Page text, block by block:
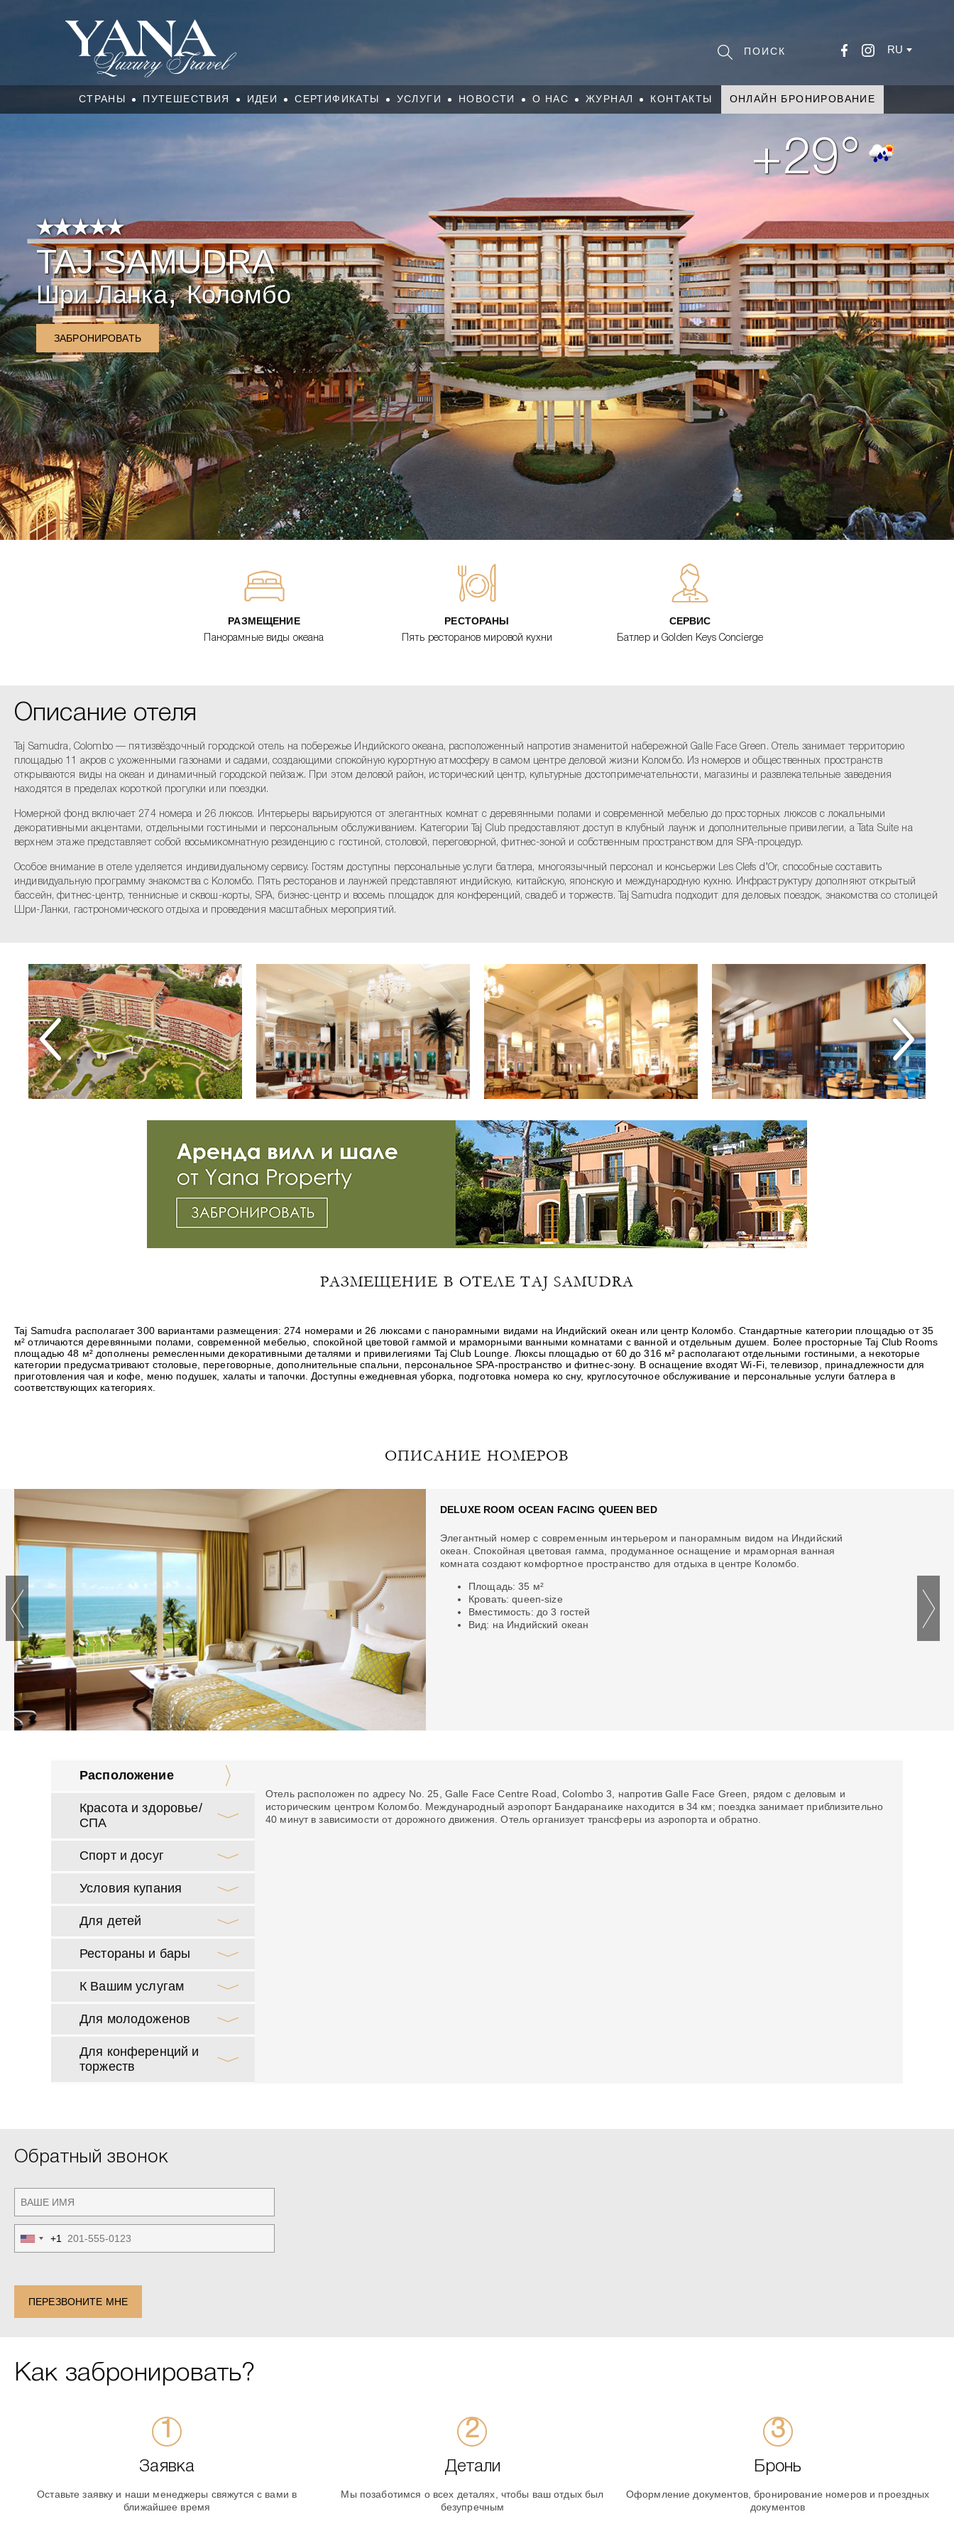
RU
СТРАНЫ ПУТЕШЕСТВИЯ ИДЕИ СЕРТИФИКАТЫ УСЛУГИ НОВОСТИ О НАС ЖУРНАЛ КОНТАКТЫ ОНЛАЙН БРОНИРОВАНИЕ
+29°
TAJ SAMUDRA
Шри Ланка,Коломбо
ЗАБРОНИРОВАТЬ
РАЗМЕЩЕНИЕ
Панорамные виды океана
РЕСТОРАНЫ
Пять ресторанов мировой кухни
СЕРВИС
Батлер и Golden Keys Concierge
Описание отеля
Taj Samudra, Colombo — пятизвёздочный городской отель на побережье Индийского океана, расположенный напротив знаменитой набережной Galle Face Green. Отель занимает территорию
площадью 11 акров с ухоженными газонами и садами, создающими спокойную курортную атмосферу в самом центре деловой жизни Коломбо. Из номеров и общественных пространств
открываются виды на океан и динамичный городской пейзаж. При этом деловой район, исторический центр, культурные достопримечательности, магазины и развлекательные заведения
находятся в пределах короткой прогулки или поездки.
Номерной фонд включает 274 номера и 26 люксов. Интерьеры варьируются от элегантных комнат с деревянными полами и современной мебелью до просторных люксов с локальными
декоративными акцентами, отдельными гостиными и персональным обслуживанием. Категории Taj Club предоставляют доступ в клубный лаунж и дополнительные привилегии, а Tata Suite на
верхнем этаже представляет собой восьмикомнатную резиденцию с гостиной, столовой, переговорной, фитнес-зоной и собственным пространством для SPA-процедур.
Особое внимание в отеле уделяется индивидуальному сервису. Гостям доступны персональные услуги батлера, многоязычный персонал и консьержи Les Clefs d’Or, способные составить
индивидуальную программу знакомства с Коломбо. Пять ресторанов и лаунжей представляют индийскую, китайскую, японскую и международную кухню. Инфраструктуру дополняют открытый
бассейн, фитнес-центр, теннисные и сквош-корты, SPA, бизнес-центр и восемь площадок для конференций, свадеб и торжеств. Taj Samudra подходит для деловых поездок, знакомства со столицей
Шри-Ланки, гастрономического отдыха и проведения масштабных мероприятий.
РАЗМЕЩЕНИЕ В ОТЕЛЕ TAJ SAMUDRA
Taj Samudra располагает 300 вариантами размещения: 274 номерами и 26 люксами с панорамными видами на Индийский океан или центр Коломбо. Стандартные категории площадью от 35
м² отличаются деревянными полами, современной мебелью, спокойной цветовой гаммой и мраморными ванными комнатами с ванной и отдельным душем. Более просторные Taj Club Rooms
площадью 48 м² дополнены ремесленными декоративными деталями и привилегиями Taj Club Lounge. Люксы площадью от 60 до 316 м² располагают отдельными гостиными, а некоторые
категории предусматривают столовые, переговорные, дополнительные спальни, персональное SPA-пространство и фитнес-зону. В оснащение входят Wi-Fi, телевизор, принадлежности для
приготовления чая и кофе, меню подушек, халаты и тапочки. Доступны ежедневная уборка, подготовка номера ко сну, круглосуточное обслуживание и персональные услуги батлера в
соответствующих категориях.
ОПИСАНИЕ НОМЕРОВ
DELUXE ROOM OCEAN FACING QUEEN BED
Элегантный номер с современным интерьером и панорамным видом на Индийский
океан. Спокойная цветовая гамма, продуманное оснащение и мраморная ванная
комната создают комфортное пространство для отдыха в центре Коломбо.
Площадь: 35 м²
Кровать: queen-size
Вместимость: до 3 гостей
Вид: на Индийский океан
Расположение
Красота и здоровье/
СПА
Спорт и досуг
Условия купания
Для детей
Рестораны и бары
К Вашим услугам
Для молодоженов
Для конференций и
торжеств
Отель расположен по адресу No. 25, Galle Face Centre Road, Colombo 3, напротив Galle Face Green, рядом с деловым и
историческим центром Коломбо. Международный аэропорт Бандаранаике находится в 34 км; поездка занимает приблизительно
40 минут в зависимости от дорожного движения. Отель организует трансферы из аэропорта и обратно.
Обратный звонок
United
States
+1
ПЕРЕЗВОНИТЕ МНЕ
Как забронировать?
Заявка
Оставьте заявку и наши менеджеры свяжутся с вами в
ближайшее время
Детали
Мы позаботимся о всех деталях, чтобы ваш отдых был
безупречным
Бронь
Оформление документов, бронирование номеров и проездных
документов